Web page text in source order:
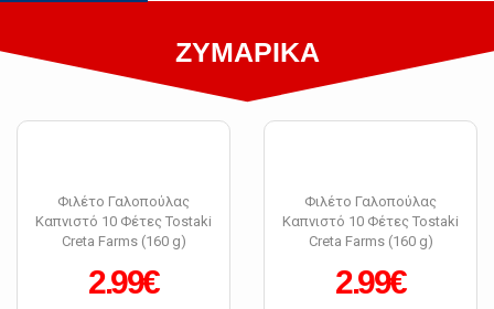
ΖΥΜΑΡΙΚΑ
Φιλέτο Γαλοπούλας
Καπνιστό 10 Φέτες Tostaki
Creta Farms (160 g)
2.99€
Φιλέτο Γαλοπούλας
Καπνιστό 10 Φέτες Tostaki
Creta Farms (160 g)
2.99€